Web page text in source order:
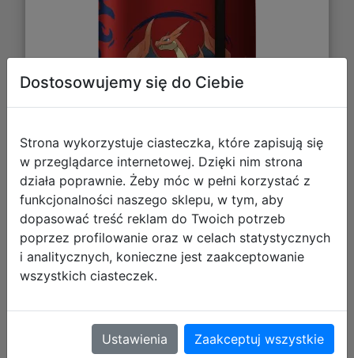
88,40 zł
DO KOSZYKA
Galeria zdjęć
Dostosowujemy się do Ciebie
Strona wykorzystuje ciasteczka, które zapisują się
w przeglądarce internetowej. Dzięki nim strona
działa poprawnie. Żeby móc w pełni korzystać z
funkcjonalności naszego sklepu, w tym, aby
dopasować treść reklam do Twoich potrzeb
poprzez profilowanie oraz w celach statystycznych
i analitycznych, konieczne jest zaakceptowanie
wszystkich ciasteczek.
Ustawienia Zaakceptuj wszystkie